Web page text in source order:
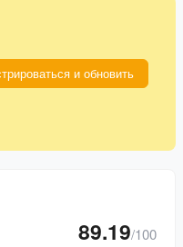
и обновить
89.19/100